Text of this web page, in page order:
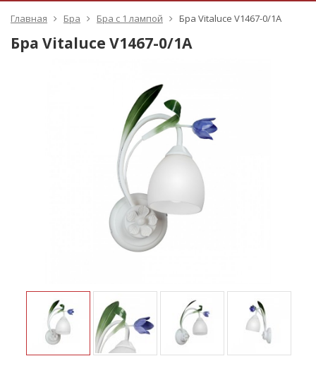
Главная Бра Бра с 1 лампой Бра Vitaluce V1467-0/1A
Бра Vitaluce V1467-0/1A